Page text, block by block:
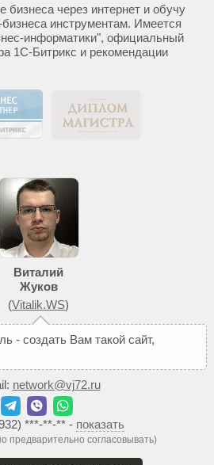
бизнеса через интернет и обучу
инструментам. Имеется
информатики", официальный
1С-Битрикс и рекомендации
Виталий
Жуков
(Vitalik.WS)
ь - создать Вам такой сайт,
network@vj72.ru
***-**-** - показать
предварительно согласовывать)